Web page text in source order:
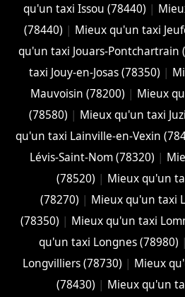
qu'un taxi Issou (78440) |
(78440) | Mieux qu'un taxi
qu'un taxi Jouars-Pontchartrain
taxi Jouy-en-Josas (78350) |
Mauvoisin (78200) | Mieux
(78580) | Mieux qu'un taxi
qu'un taxi Lainville-en-Vexin
Lévis-Saint-Nom (78320) |
(78520) | Mieux qu'un
(78270) | Mieux qu'un taxi
(78350) | Mieux qu'un taxi
qu'un taxi Longnes (78980) |
Longvilliers (78730) | Mieux
(78430) | Mieux qu'un